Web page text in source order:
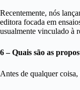
Recentemente, nós
editora focada em
usualmente vinculado à
6 – Quais são as
Antes de qualquer